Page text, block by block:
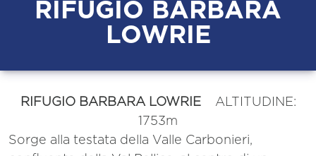
RIFUGIO BARBARA
LOWRIE
RIFUGIO BARBARA LOWRIE
ALTITUDINE:
1753m
Sorge alla testata della Valle Carbonieri,